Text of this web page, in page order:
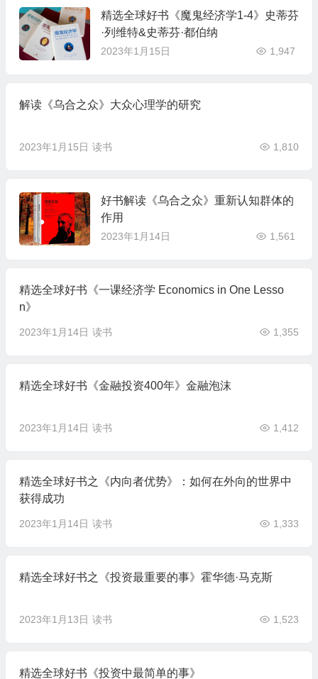
精选全球好书《魔鬼经济学1-4》史蒂芬
·列维特&史蒂芬·都伯纳
2023年1月15日 1,947
解读《乌合之众》大众心理学的研究
2023年1月15日 读书 1,810
好书解读《乌合之众》重新认知群体的
作用
2023年1月14日 1,561
精选全球好书《一课经济学 Economics in One Lesso
n》
2023年1月14日 读书 1,355
精选全球好书《金融投资400年》金融泡沫
2023年1月14日 读书 1,412
精选全球好书之《内向者优势》：如何在外向的世界中
获得成功
2023年1月14日 读书 1,333
精选全球好书之《投资最重要的事》霍华德·马克斯
2023年1月13日 读书 1,523
精选全球好书《投资中最简单的事》